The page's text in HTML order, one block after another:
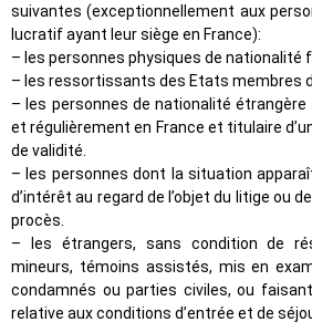
suivantes (exceptionnellement aux
lucratif ayant leur siège en France):
– les personnes physiques de nationalité
– les ressortissants des Etats membres
– les personnes de nationalité
et régulièrement en France et titulaire
de validité.
– les personnes dont la situation
d’intérêt au regard de l’objet du litige ou
procès.
– les étrangers, sans condition de
mineurs, témoins assistés, mis en
condamnés ou parties civiles, ou faisant
relative aux conditions d’entrée et de